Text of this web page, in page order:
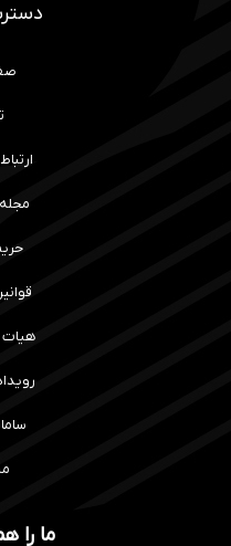
هیات
ما را